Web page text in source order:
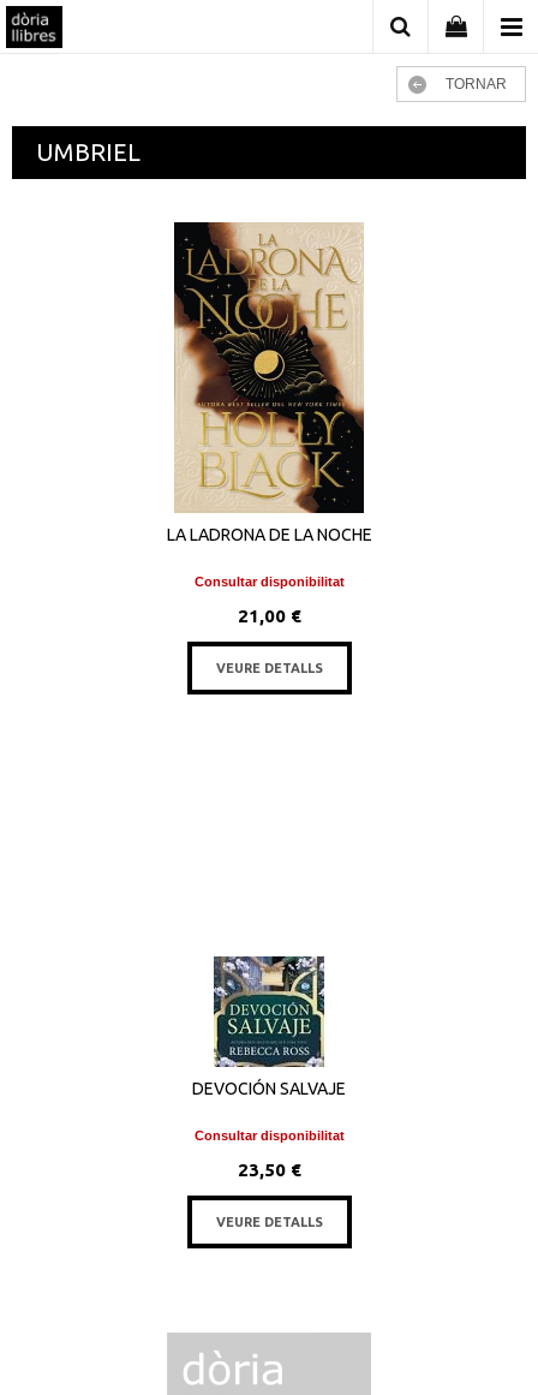
TORNAR
UMBRIEL
LA LADRONA DE LA NOCHE
Consultar disponibilitat
21,00 €
VEURE DETALLS
DEVOCIÓN SALVAJE
Consultar disponibilitat
23,50 €
VEURE DETALLS